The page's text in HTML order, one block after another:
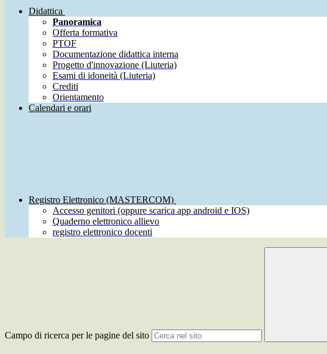
Didattica
Panoramica
Offerta formativa
PTOF
Documentazione didattica interna
Progetto d'innovazione (Liuteria)
Esami di idoneità (Liuteria)
Crediti
Orientamento
Calendari e orari
Registro Elettronico (MASTERCOM)
Accesso genitori (oppure scarica app android e IOS)
Quaderno elettronico allievo
registro elettronico docenti
Campo di ricerca per le pagine del sito